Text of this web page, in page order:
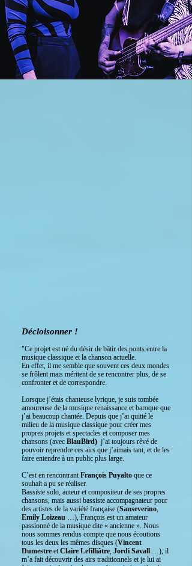
Décloisonner !
"Ce projet est né du désir de bâtir des ponts entre la
musique classique et la chanson actuelle.
En effet, il me semble que souvent ces deux mondes
se frôlent mais méritent de se rencontrer plus, de se
confronter et de correspondre.
Lorsque j’étais chanteuse lyrique, je suis tombée
amoureuse de la musique renaissance et baroque que
j’ai beaucoup chantée. Depuis que j’ai quitté le
milieu de la musique classique pour créer mes
propres projets et spectacles et composer mes
chansons (avec BlauBird) j’ai toujours rêvé de
pouvoir reprendre ces airs que j’aimais tant, et de les
faire entendre à un public plus large.
C’est en rencontrantFrançois Puyalto que ce
souhait a pu se réaliser.
Bassiste solo, auteur et compositeur de ses propres
chansons, mais aussi bassiste accompagnateur pour
des artistes de la variété française (Sanseverino,
Emily Loizeau …), François est un amateur
passionné de la musique dite « ancienne ». Nous
nous sommes rendus compte que nous écoutions
tous les deux les mêmes disques (Vincent
Dumestre etClaire Lefilliâtre, Jordi Savall …), il
m’a fait découvrir des airs traditionnels et je lui ai